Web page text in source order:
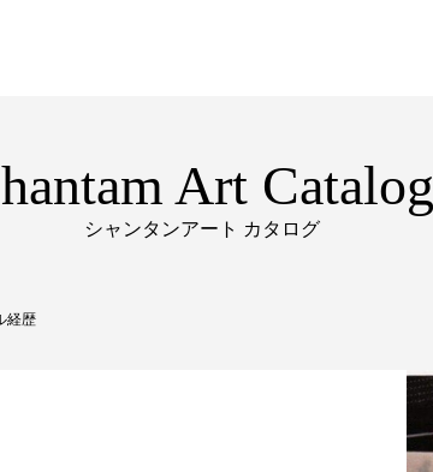
Art Catalog
シャンタンアート カタログ
経歴